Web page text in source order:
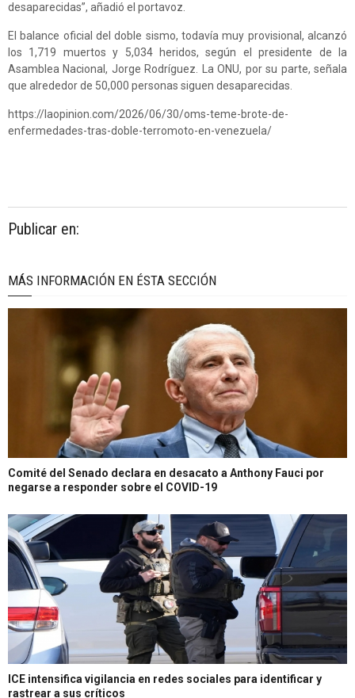
desaparecidas”, añadió el portavoz.
El balance oficial del doble sismo, todavía muy provisional, alcanzó
los 1,719 muertos y 5,034 heridos, según el presidente de la
Asamblea Nacional, Jorge Rodríguez. La ONU, por su parte, señala
que alrededor de 50,000 personas siguen desaparecidas.
https://laopinion.com/2026/06/30/oms-teme-brote-de-
enfermedades-tras-doble-terromoto-en-venezuela/
Publicar en:
MÁS INFORMACIÓN EN ÉSTA SECCIÓN
Comité del Senado declara en desacato a Anthony Fauci por
negarse a responder sobre el COVID-19
ICE intensifica vigilancia en redes sociales para identificar y
rastrear a sus críticos